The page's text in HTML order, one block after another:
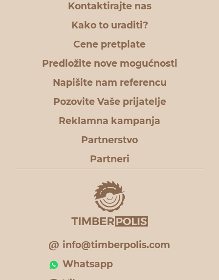
Kontaktirajte nas
Kako to uraditi?
Cene pretplate
Predložite nove mogućnosti
Napišite nam referencu
Pozovite Vaše prijatelje
Reklamna kampanja
Partnerstvo
Partneri
info@timberpolis.com
Whatsapp